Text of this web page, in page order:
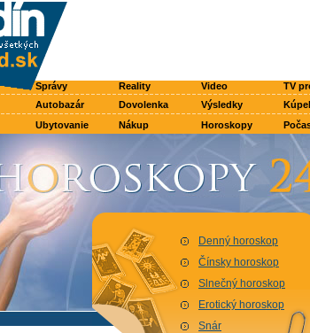
Správy Reality Video TV
Autobazár Dovolenka Výsledky
Ubytovanie Nákup Horoskopy
Denný horoskop
Čínsky horoskop
Slnečný horoskop
Erotický horoskop
Snár